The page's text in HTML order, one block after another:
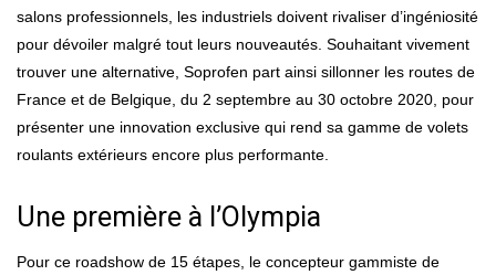
salons professionnels, les industriels doivent rivaliser d’ingéniosité
pour dévoiler malgré tout leurs nouveautés. Souhaitant vivement
trouver une alternative, Soprofen part ainsi sillonner les routes de
France et de Belgique, du 2 septembre au 30 octobre 2020, pour
présenter une innovation exclusive qui rend sa gamme de volets
roulants extérieurs encore plus performante.
Une première à l’Olympia
Pour ce roadshow de 15 étapes, le concepteur gammiste de